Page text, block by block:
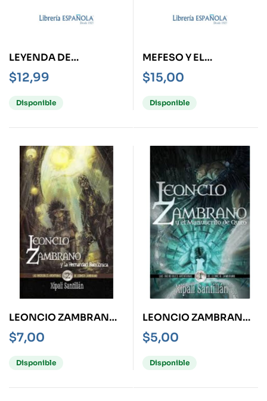
LEYENDA DE
CANTUNA -REALIDAD
AUMENTADA-
$12,99
Disponible
MEFESO Y EL
GUARDIAN DEL EDEN
$15,00
Disponible
LEONCIO ZAMBRANO
Y LE HERMANDAD
BABILÓNICA
$7,00
Disponible
LEONCIO ZAMBRANO
Y EL MANUSCRITO DE
QUITO
$5,00
Disponible